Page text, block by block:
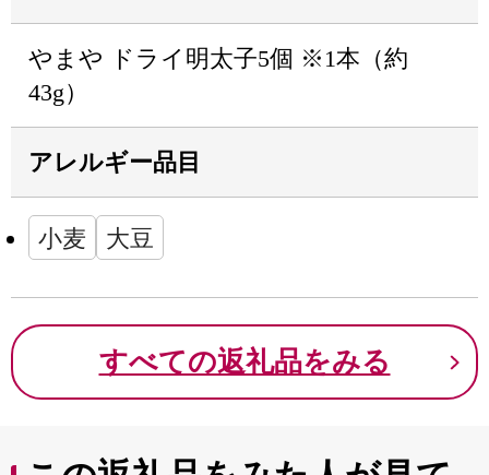
やまや ドライ明太子5個 ※1本（約
43g）
アレルギー品目
小麦 大豆
すべての返礼品をみる